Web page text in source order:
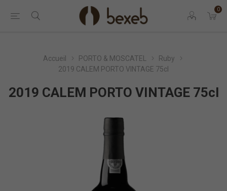
0
Accueil PORTO & MOSCATEL
Ruby
2019 CALEM PORTO VINTAGE 75cl
2019 CALEM PORTO VINTAGE 75cl